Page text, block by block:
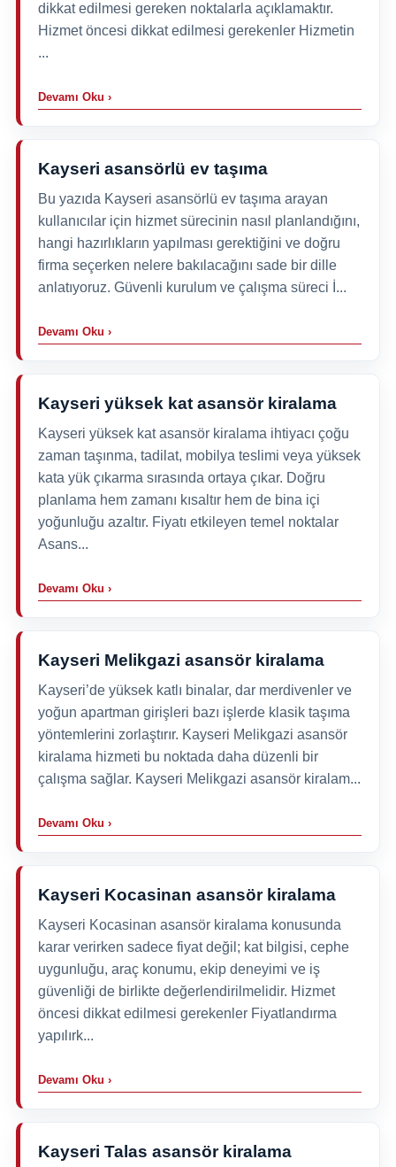
dikkat edilmesi gereken noktalarla açıklamaktır.
Hizmet öncesi dikkat edilmesi gerekenler Hizmetin
...
Devamı Oku ›
Kayseri asansörlü ev taşıma
Bu yazıda Kayseri asansörlü ev taşıma arayan
kullanıcılar için hizmet sürecinin nasıl planlandığını,
hangi hazırlıkların yapılması gerektiğini ve doğru
firma seçerken nelere bakılacağını sade bir dille
anlatıyoruz. Güvenli kurulum ve çalışma süreci İ...
Devamı Oku ›
Kayseri yüksek kat asansör kiralama
Kayseri yüksek kat asansör kiralama ihtiyacı çoğu
zaman taşınma, tadilat, mobilya teslimi veya yüksek
kata yük çıkarma sırasında ortaya çıkar. Doğru
planlama hem zamanı kısaltır hem de bina içi
yoğunluğu azaltır. Fiyatı etkileyen temel noktalar
Asans...
Devamı Oku ›
Kayseri Melikgazi asansör kiralama
Kayseri’de yüksek katlı binalar, dar merdivenler ve
yoğun apartman girişleri bazı işlerde klasik taşıma
yöntemlerini zorlaştırır. Kayseri Melikgazi asansör
kiralama hizmeti bu noktada daha düzenli bir
çalışma sağlar. Kayseri Melikgazi asansör kiralam...
Devamı Oku ›
Kayseri Kocasinan asansör kiralama
Kayseri Kocasinan asansör kiralama konusunda
karar verirken sadece fiyat değil; kat bilgisi, cephe
uygunluğu, araç konumu, ekip deneyimi ve iş
güvenliği de birlikte değerlendirilmelidir. Hizmet
öncesi dikkat edilmesi gerekenler Fiyatlandırma
yapılırk...
Devamı Oku ›
Kayseri Talas asansör kiralama